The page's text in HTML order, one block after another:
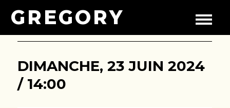
GREGORY
DIMANCHE, 23 JUIN 2024
/ 14:00